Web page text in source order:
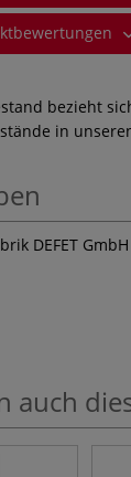
bezieht
in
DEFET GmbH
auch